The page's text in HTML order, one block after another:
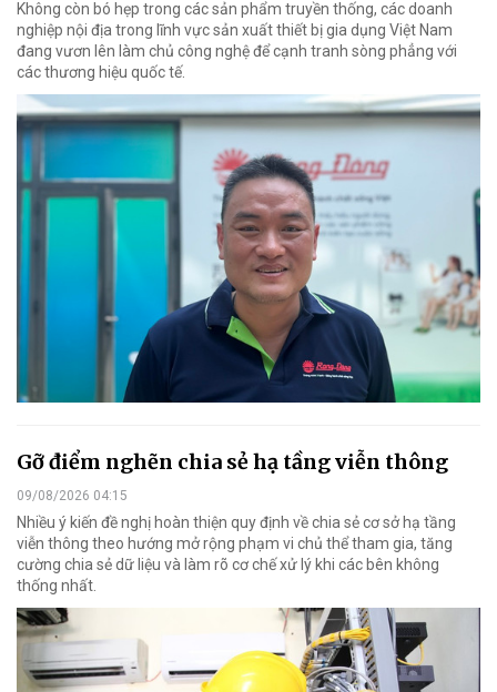
Không còn bó hẹp trong các sản phẩm truyền thống, các doanh
nghiệp nội địa trong lĩnh vực sản xuất thiết bị gia dụng Việt Nam
đang vươn lên làm chủ công nghệ để cạnh tranh sòng phẳng với
các thương hiệu quốc tế.
Gỡ điểm nghẽn chia sẻ hạ tầng viễn thông
09/08/2026 04:15
Nhiều ý kiến đề nghị hoàn thiện quy định về chia sẻ cơ sở hạ tầng
viễn thông theo hướng mở rộng phạm vi chủ thể tham gia, tăng
cường chia sẻ dữ liệu và làm rõ cơ chế xử lý khi các bên không
thống nhất.